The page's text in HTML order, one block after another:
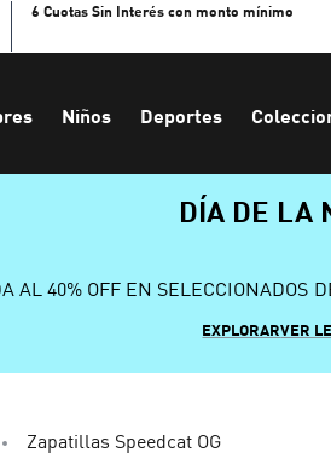
6 Cuotas Sin Interés con monto mínimo
Niños Deportes
DÍA DE LA
AL 40% OFF EN SELECCIONADOS
EXPLORARVER
Zapatillas Speedcat OG